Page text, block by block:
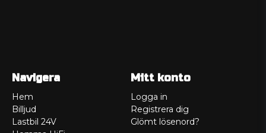
Navigera
Hem
Billjud
Lastbil 24V
Mitt konto
Logga in
Registrera dig
Glömt lösenord?